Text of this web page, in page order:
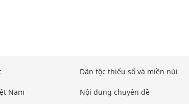
Nam
Dân tộc thiểu số và miền núi
Nội dung chuyên đề